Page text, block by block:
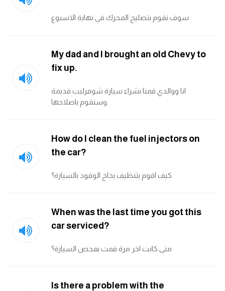
سوف نقوم بتصليح المحرك في نهاية الاسبوع
My dad and I brought an old Chevy to
fix up.
انا ووالدي قمنا بشراء سيارة شوفرليت قديمة
How do I clean the fuel injectors on
the car?
كيف اقوم بتنظيف بخاخ الوقود بالسيارة؟
When was the last time you got this
car serviced?
متى كانت اخر مرة قمت بفحص السيارة؟
Is there a problem with the